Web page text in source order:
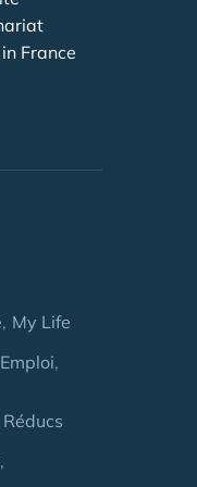
France
My Life
Emploi
Réducs